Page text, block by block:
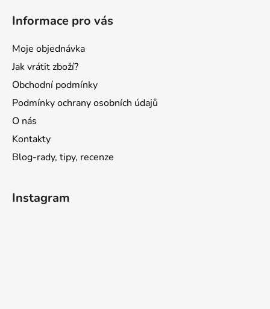
Informace pro vás
Moje objednávka
Jak vrátit zboží?
Obchodní podmínky
Podmínky ochrany osobních údajů
O nás
Kontakty
Blog-rady, tipy, recenze
Instagram